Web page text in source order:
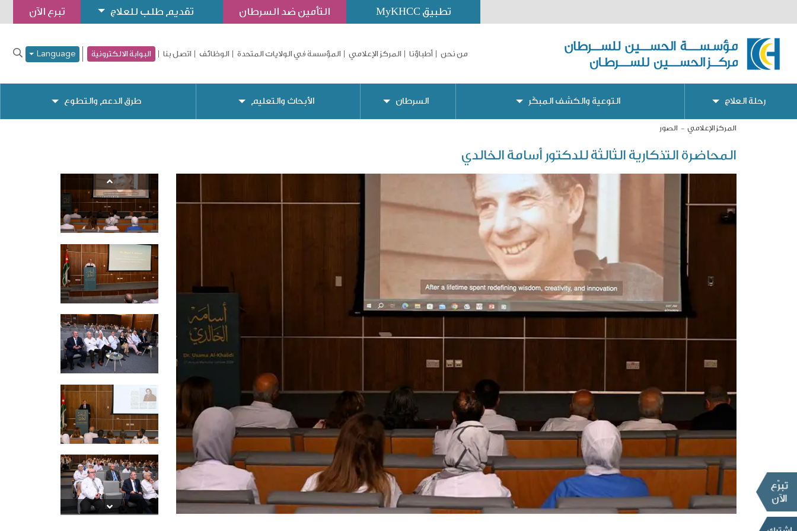
تبرع الآن تقديم طلب للعلاج التأمين ضد السرطان تطبيق MyKHCC
من نحن أطباؤنا المركز الإعلامي المؤسسة في الولايات المتحدة الوظائف اتصل بنا البوابة الالكترونية Language
رحلة العلاج التوعية والكشف المبكّر السرطان الأبحاث والتعليم طرق الدعم والتطوع
المركز الإعلامي الصور
المحاضرة التذكارية الثالثة للدكتور أسامة الخالدي